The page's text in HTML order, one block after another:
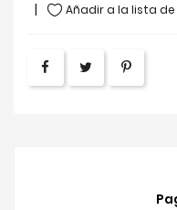
Añadir a la lista